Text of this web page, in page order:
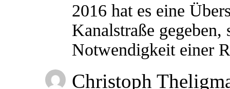
2016 hat es eine
Kanalstraße
Notwendigkeit einer
Christoph